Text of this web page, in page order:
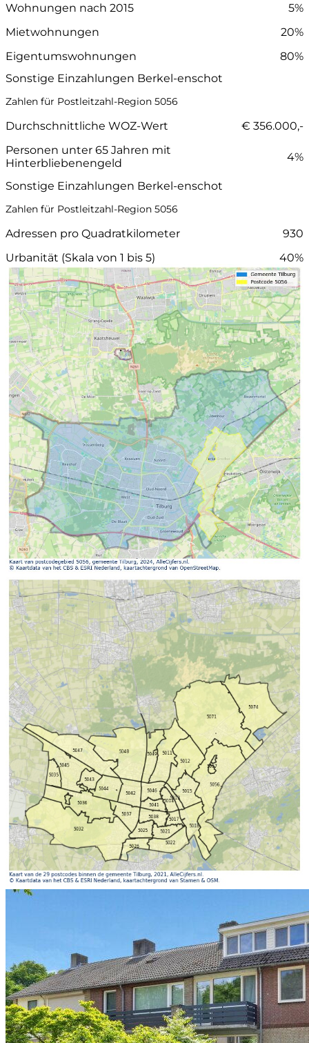
Wohnungen nach 2015
5%
Mietwohnungen
20%
Eigentumswohnungen
80%
Sonstige Einzahlungen Berkel-enschot
Zahlen für Postleitzahl-Region 5056
Durchschnittliche WOZ-Wert
€ 356.000,-
Personen unter 65 Jahren mit
Hinterbliebenengeld
4%
Sonstige Einzahlungen Berkel-enschot
Zahlen für Postleitzahl-Region 5056
Adressen pro Quadratkilometer
930
Urbanität (Skala von 1 bis 5)
40%